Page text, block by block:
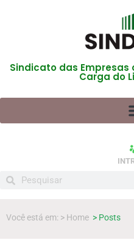
Sindicato das
Carga do
Você está em: > Home > Posts